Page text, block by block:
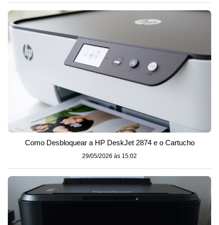
Como Desbloquear a HP DeskJet 2874 e o Cartucho
29/05/2026 às 15:02